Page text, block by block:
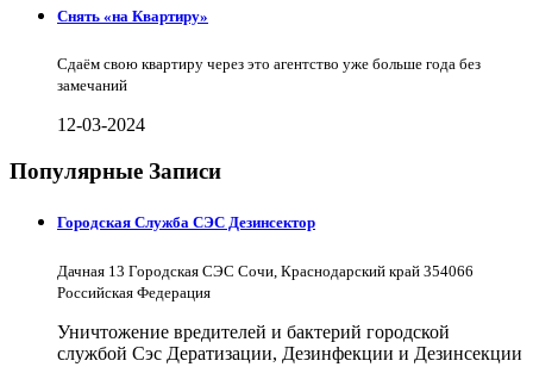
Снять «на Квартиру»
Сдаём свою квартиру через это агентство уже больше года без
замечаний
12-03-2024
Популярные Записи
Городская Служба СЭС Дезинсектор
Дачная 13 Городская СЭС Сочи, Краснодарский край 354066
Российская Федерация
Уничтожение вредителей и бактерий городской
службой Сэс Дератизации, Дезинфекции и Дезинсекции